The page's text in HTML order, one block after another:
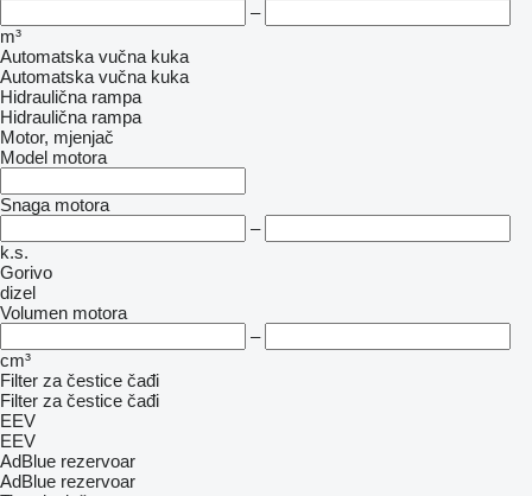
–
m³
Automatska vučna kuka
Automatska vučna kuka
Hidraulična rampa
Hidraulična rampa
Motor, mjenjač
Model motora
Snaga motora
–
k.s.
Gorivo
dizel
Volumen motora
–
cm³
Filter za čestice čađi
Filter za čestice čađi
EEV
EEV
AdBlue rezervoar
AdBlue rezervoar